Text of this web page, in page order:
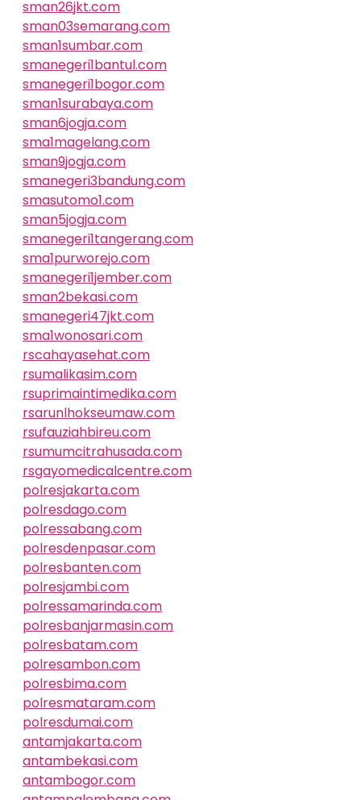
sman26jkt.com
sman03semarang.com
sman1sumbar.com
smanegeri1bantul.com
smanegeri1bogor.com
sman1surabaya.com
sman6jogja.com
sma1magelang.com
sman9jogja.com
smanegeri3bandung.com
smasutomo1.com
sman5jogja.com
smanegeri1tangerang.com
sma1purworejo.com
smanegeri1jember.com
sman2bekasi.com
smanegeri47jkt.com
sma1wonosari.com
rscahayasehat.com
rsumalikasim.com
rsuprimaintimedika.com
rsarunlhokseumaw.com
rsufauziahbireu.com
rsumumcitrahusada.com
rsgayomedicalcentre.com
polresjakarta.com
polresdago.com
polressabang.com
polresdenpasar.com
polresbanten.com
polresjambi.com
polressamarinda.com
polresbanjarmasin.com
polresbatam.com
polresambon.com
polresbima.com
polresmataram.com
polresdumai.com
antamjakarta.com
antambekasi.com
antambogor.com